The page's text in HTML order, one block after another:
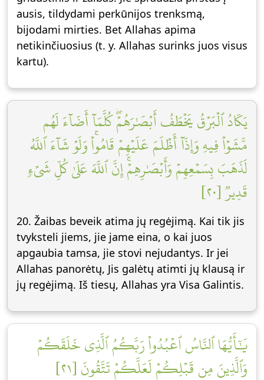
ausis, tildydami perkūnijos trenksmą,
bijodami mirties. Bet Allahas apima
netikinčiuosius (t. y. Allahas surinks juos visus
kartu).
يَكَادُ ٱلۡبَرۡقُ يَخۡطَفُ أَبۡصَٰرَهُمۡۖ كُلَّمَآ أَضَآءَ لَهُم
مَّشَوۡاْ فِيهِ وَإِذَآ أَظۡلَمَ عَلَيۡهِمۡ قَامُواْۚ وَلَوۡ شَآءَ ٱللَّهُ
لَذَهَبَ بِسَمۡعِهِمۡ وَأَبۡصَٰرِهِمۡۚ إِنَّ ٱللَّهَ عَلَىٰ كُلِّ شَيۡءٖ
قَدِيرٞ [٢٠]
20. Žaibas beveik atima jų regėjimą. Kai tik jis
tvyksteli jiems, jie jame eina, o kai juos
apgaubia tamsa, jie stovi nejudantys. Ir jei
Allahas panorėtų, Jis galėtų atimti jų klausą ir
jų regėjimą. Iš tiesų, Allahas yra Visa Galintis.
يَٰٓأَيُّهَا ٱلنَّاسُ ٱعۡبُدُواْ رَبَّكُمُ ٱلَّذِي خَلَقَكُمۡ
وَٱلَّذِينَ مِن قَبۡلِكُمۡ لَعَلَّكُمۡ تَتَّقُونَ [٢١]